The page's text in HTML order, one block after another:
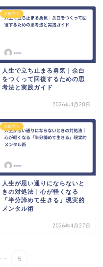
お役立ち
人生で立ち止まる勇気｜余白
をつくって回復するための思
考法と実践ガイド
2026年4月28日
お役立ち
人生が思い通りにならないと
きの対処法｜心が軽くなる
「半分諦めて生きる」現実的
メンタル術
2026年4月27日
... 5